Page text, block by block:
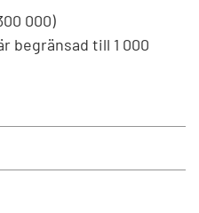
000)
begränsad till 1 000